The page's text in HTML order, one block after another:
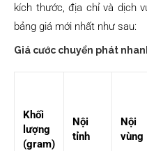
kích thước, địa chỉ và dịch
bảng giá mới nhất như sau:
Giá cước chuyển phát
Khối
lượng
(gram)
Nội
tỉnh
Nội
vùng